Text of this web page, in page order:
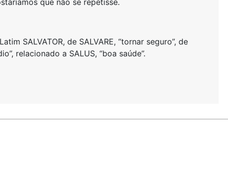
que não se repetisse.
SALVATOR, de SALVARE, “tornar seguro”, de
relacionado a SALUS, “boa saúde”.